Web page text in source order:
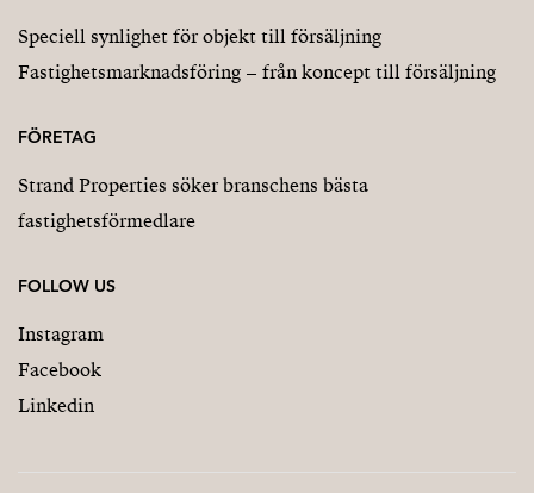
Speciell synlighet för objekt till försäljning
Fastighetsmarknadsföring – från koncept till försäljning
FÖRETAG
Strand Properties söker branschens bästa
fastighetsförmedlare
FOLLOW US
Instagram
Facebook
Linkedin